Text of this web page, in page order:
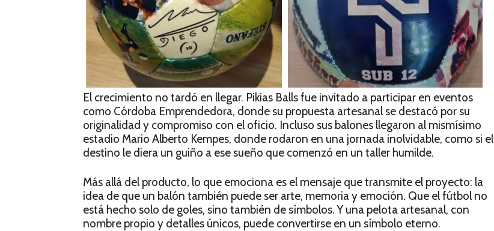
El crecimiento no tardó en llegar. Pikias Balls fue invitado a participar en eventos
como Córdoba Emprendedora, donde su propuesta artesanal se destacó por su
originalidad y compromiso con el oficio. Incluso sus balones llegaron al mismísimo
estadio Mario Alberto Kempes, donde rodaron en una jornada inolvidable, como si el
destino le diera un guiño a ese sueño que comenzó en un taller humilde.
Más allá del producto, lo que emociona es el mensaje que transmite el proyecto: la
idea de que un balón también puede ser arte, memoria y emoción. Que el fútbol no
está hecho solo de goles, sino también de símbolos. Y una pelota artesanal, con
nombre propio y detalles únicos, puede convertirse en un símbolo eterno.